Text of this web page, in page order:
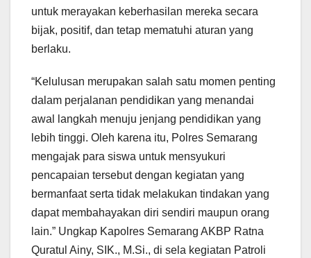
untuk merayakan keberhasilan mereka secara
bijak, positif, dan tetap mematuhi aturan yang
berlaku.
“Kelulusan merupakan salah satu momen penting
dalam perjalanan pendidikan yang menandai
awal langkah menuju jenjang pendidikan yang
lebih tinggi. Oleh karena itu, Polres Semarang
mengajak para siswa untuk mensyukuri
pencapaian tersebut dengan kegiatan yang
bermanfaat serta tidak melakukan tindakan yang
dapat membahayakan diri sendiri maupun orang
lain.” Ungkap Kapolres Semarang AKBP Ratna
Quratul Ainy, SIK., M.Si., di sela kegiatan Patroli